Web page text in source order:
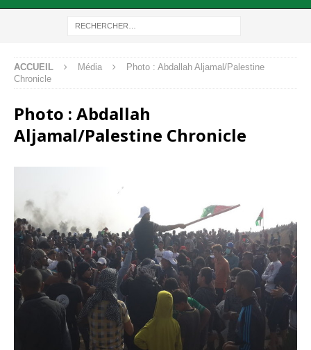
ACCUEIL Média
Photo : Abdallah Aljamal/Palestine
Chronicle
Photo : Abdallah
Aljamal/Palestine Chronicle